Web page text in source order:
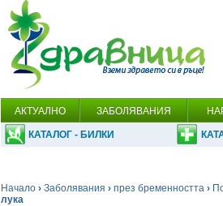
АКТУАЛНО ЗАБОЛЯВАНИЯ
КАТАЛОГ - БИЛКИ
Начало › Заболявания › през бременността ›
лука